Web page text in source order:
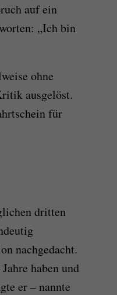
auf ein
„Ich bin
ohne
ausgelöst.
für
dritten
nachgedacht.
haben und
er – nannte